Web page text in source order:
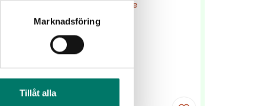
Marknadsföring
Tillåt alla